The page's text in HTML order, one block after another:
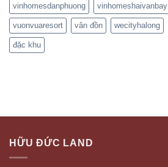
vinhomesdanphuong vinhomeshaivanbay
vuonvuaresort vân đồn wecityhalong
đặc khu
HỮU ĐỨC LAND